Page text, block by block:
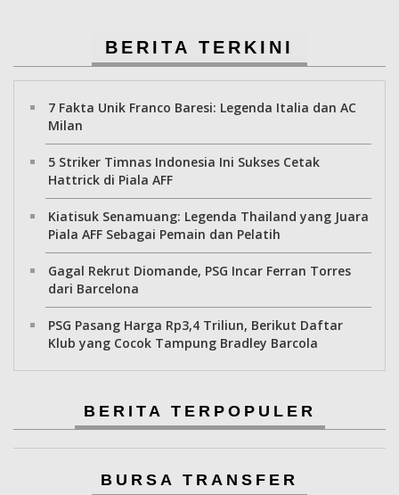
BERITA TERKINI
7 Fakta Unik Franco Baresi: Legenda Italia dan AC
Milan
5 Striker Timnas Indonesia Ini Sukses Cetak
Hattrick di Piala AFF
Kiatisuk Senamuang: Legenda Thailand yang Juara
Piala AFF Sebagai Pemain dan Pelatih
Gagal Rekrut Diomande, PSG Incar Ferran Torres
dari Barcelona
PSG Pasang Harga Rp3,4 Triliun, Berikut Daftar
Klub yang Cocok Tampung Bradley Barcola
BERITA TERPOPULER
BURSA TRANSFER